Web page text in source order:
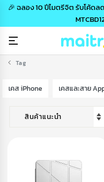
🎉 ฉลอง 10 ปีไมตรีจิต รับโค้ด
Tag
เคส iPhone เคสและสาย